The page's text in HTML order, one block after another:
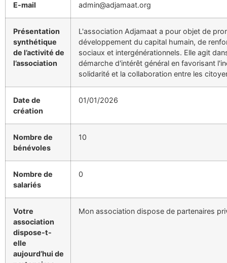
E-mail admin@adjamaat.org
Présentation
synthétique
de l’activité de
l’association
L'association Adjamaat a pour objet de
développement du capital humain, de
sociaux et intergénérationnels. Elle agit
démarche d'intérêt général en favorisant
solidarité et la collaboration entre les
Date de
création
01/01/2026
Nombre de
bénévoles
10
Nombre de
salariés
0
Votre
association
dispose-t-
elle
aujourd’hui de
Mon association dispose de partenaires